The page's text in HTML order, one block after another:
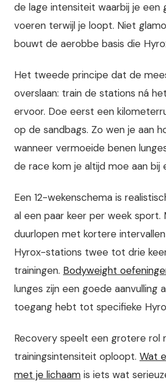
de lage intensiteit waarbij je een
voeren terwijl je loopt. Niet
bouwt de aerobbe basis die
Het tweede principe dat de
overslaan: train de stations ná
ervoor. Doe eerst een
op de sandbags. Zo wen je aan
wanneer vermoeide benen
de race kom je altijd moe aan bij
Een 12-wekenschema is
al een paar keer per week sport.
duurlopen met kortere
Hyrox-stations twee tot drie
trainingen. Bodyweight
lunges zijn een goede aanvulling
toegang hebt tot specifieke
Recovery speelt een grotere rol
trainingsintensiteit oploopt. Wat
met je lichaam is iets wat